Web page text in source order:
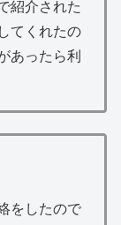
紹介された
てくれたの
あったら利
をしたので